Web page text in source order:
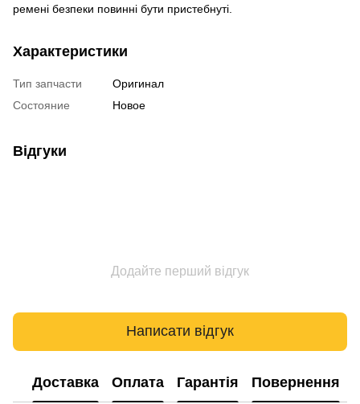
ремені безпеки повинні бути пристебнуті.
Характеристики
Тип запчасти
Оригинал
Состояние
Новое
Відгуки
Додайте перший відгук
Написати відгук
Доставка Оплата Гарантія Повернення